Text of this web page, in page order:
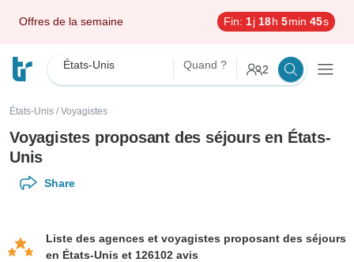
Offres de la semaine Fin: 1j 18h 5min 44s
États-Unis Quand ? 2
États-Unis / Voyagistes
Voyagistes proposant des séjours en États-
Unis
Share
Liste des agences et voyagistes proposant des séjours
en États-Unis et 126102 avis